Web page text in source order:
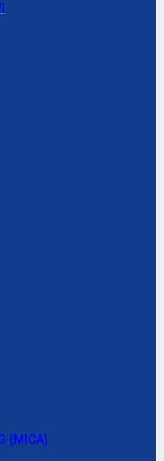
(MICA)